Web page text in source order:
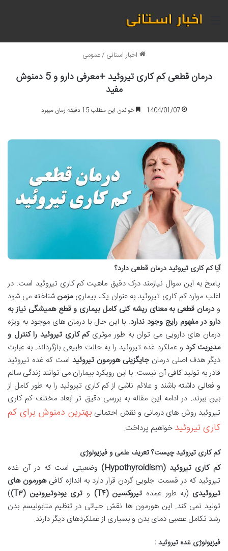
منو
اخبار استانی /عمومی
درمان قطعی کم کاری تیروئید +معرفی دارو و 5 دمنوش
مفید
1404/01/07 خواندن این مطلب 15 دقیقه زمان میبرد
آیا کم کاری تیروئید درمان قطعی دارد؟
پاسخ به این سوال نیازمند درک دقیق ماهیت کم کاری تیروئید است. در
اغلب موارد کم کاری تیروئید به عنوان یک بیماریمزمن شناخته می شود
ودرمان قطعی به معنای ریشه کنی کامل بیماری و قطع همیشگی نیاز به
دارو در مفهوم رایج وجود ندارد. با این حال با درمان های موجود به ویژه
درمان های دارویی می توان به طور موثریکم کاری تیروئید را کنترل و
مدیریت کرد و عملکرد غده تیروئید را به حالت طبیعی بازگرداند. به عبارت
دیگر هدف اصلی درمانجایگزینی هورمون تیروئید است که غده تیروئید
قادر به تولید کافی آن نیست. با این رویکرد بیماران می توانند زندگی سالم
و فعالی داشته باشند و علائم ناشی از کم کاری تیروئید را به طور کامل از
بین ببرند. در ادامه این مقاله به بررسی دقیق تر ابعاد مختلف کم کاری
تیروئید روش های درمانی و نقش احتمالی بهترین دمنوش برای کم
کاری تیروئید خواهیم پرداخت.
کم کاری تیروئید چیست؟ تعریف علمی و فیزیولوژی
کم کاری تیروئید (Hypothyroidism)
وضعیتی است که در آن غده
تیروئید که در قسمت جلویی گردن قرار دارد به اندازه کافیهورمون های
تیروئیدی (به طور عمده تیروکسین (T۴ ) و تری یودوتیرونین (T۳ )
)
تولید نمی کند. این هورمون ها نقش حیاتی در تنظیم متابولیسم بدن
رشد تکامل عصبی دمای بدن و بسیاری از عملکردهای دیگر دارند.
فیزیولوژی غده تیروئید :